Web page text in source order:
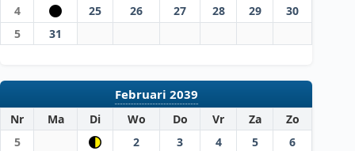
4
25 26 27 28 29
30
5
31
Februari 2039
Nr Ma Di Wo Do Vr Za
Zo
5
2 3 4 5
6